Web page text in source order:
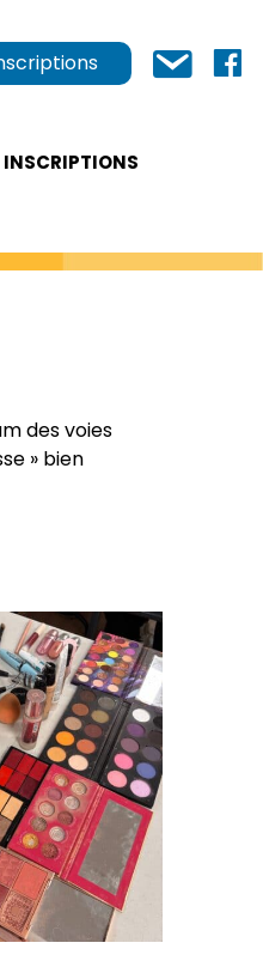
INSCRIPTIONS
des voies
» bien